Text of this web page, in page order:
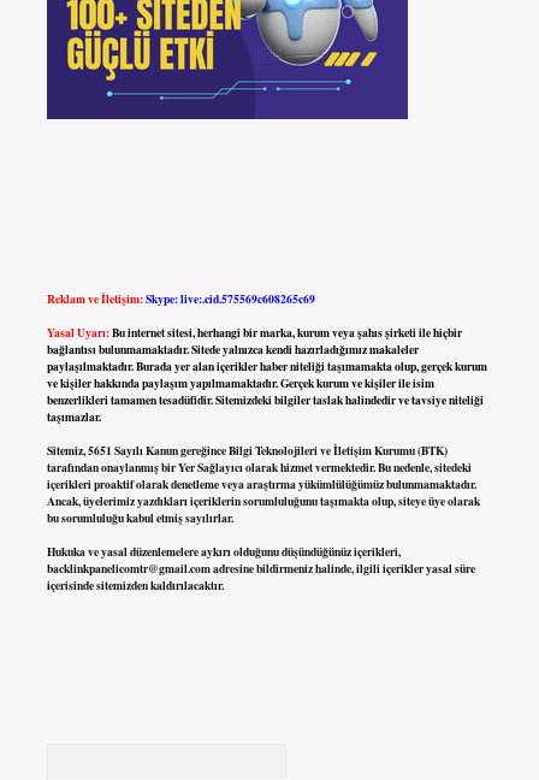
Reklam ve İletişim:Skype: live:.cid.575569c608265c69
Yasal Uyarı:Bu internet sitesi, herhangi bir marka, kurum veya şahıs şirketi ile hiçbir
bağlantısı bulunmamaktadır. Sitede yalnızca kendi hazırladığımız makaleler
paylaşılmaktadır. Burada yer alan içerikler haber niteliği taşımamakta olup, gerçek kurum
ve kişiler hakkında paylaşım yapılmamaktadır. Gerçek kurum ve kişiler ile isim
benzerlikleri tamamen tesadüfidir. Sitemizdeki bilgiler taslak halindedir ve tavsiye niteliği
taşımazlar.
Sitemiz, 5651 Sayılı Kanun gereğince Bilgi Teknolojileri ve İletişim Kurumu (BTK)
tarafından onaylanmış bir Yer Sağlayıcı olarak hizmet vermektedir. Bu nedenle, sitedeki
içerikleri proaktif olarak denetleme veya araştırma yükümlülüğümüz bulunmamaktadır.
Ancak, üyelerimiz yazdıkları içeriklerin sorumluluğunu taşımakta olup, siteye üye olarak
bu sorumluluğu kabul etmiş sayılırlar.
Hukuka ve yasal düzenlemelere aykırı olduğunu düşündüğünüz içerikleri,
backlinkpanelicomtr@gmail.comadresine bildirmeniz halinde, ilgili içerikler yasal süre
içerisinde sitemizden kaldırılacaktır.